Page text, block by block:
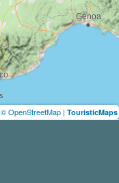
© OpenStreetMap | TouristicMaps